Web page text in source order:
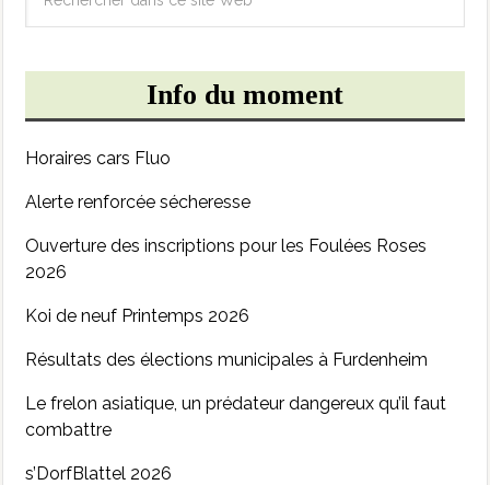
Info du moment
Horaires cars Fluo
Alerte renforcée sécheresse
Ouverture des inscriptions pour les Foulées Roses
2026
Koi de neuf Printemps 2026
Résultats des élections municipales à Furdenheim
Le frelon asiatique, un prédateur dangereux qu’il faut
combattre
s’DorfBlattel 2026